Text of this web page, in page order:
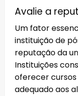
Avalie a
Um fator
instituição de
reputação da
Instituições
oferecer
adequado aos